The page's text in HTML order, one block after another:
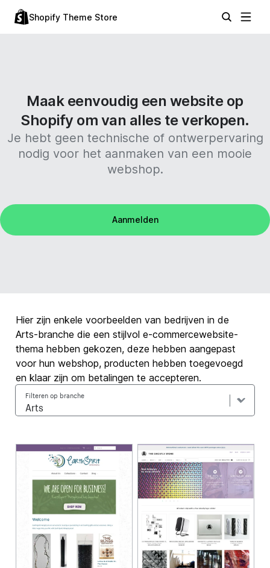
Shopify Theme Store
Maak eenvoudig een website op
Shopify om van alles te verkopen.
Je hebt geen technische of ontwerpervaring
nodig voor het aanmaken van een mooie
webshop.
Aanmelden
Hier zijn enkele voorbeelden van bedrijven in de
Arts-branche die een stijlvol e-commercewebsite-
thema hebben gekozen, deze hebben aangepast
voor hun webshop, producten hebben toegevoegd
en klaar zijn om betalingen te accepteren.
Filteren op branche